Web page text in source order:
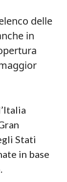
delle
in
Stati
in base